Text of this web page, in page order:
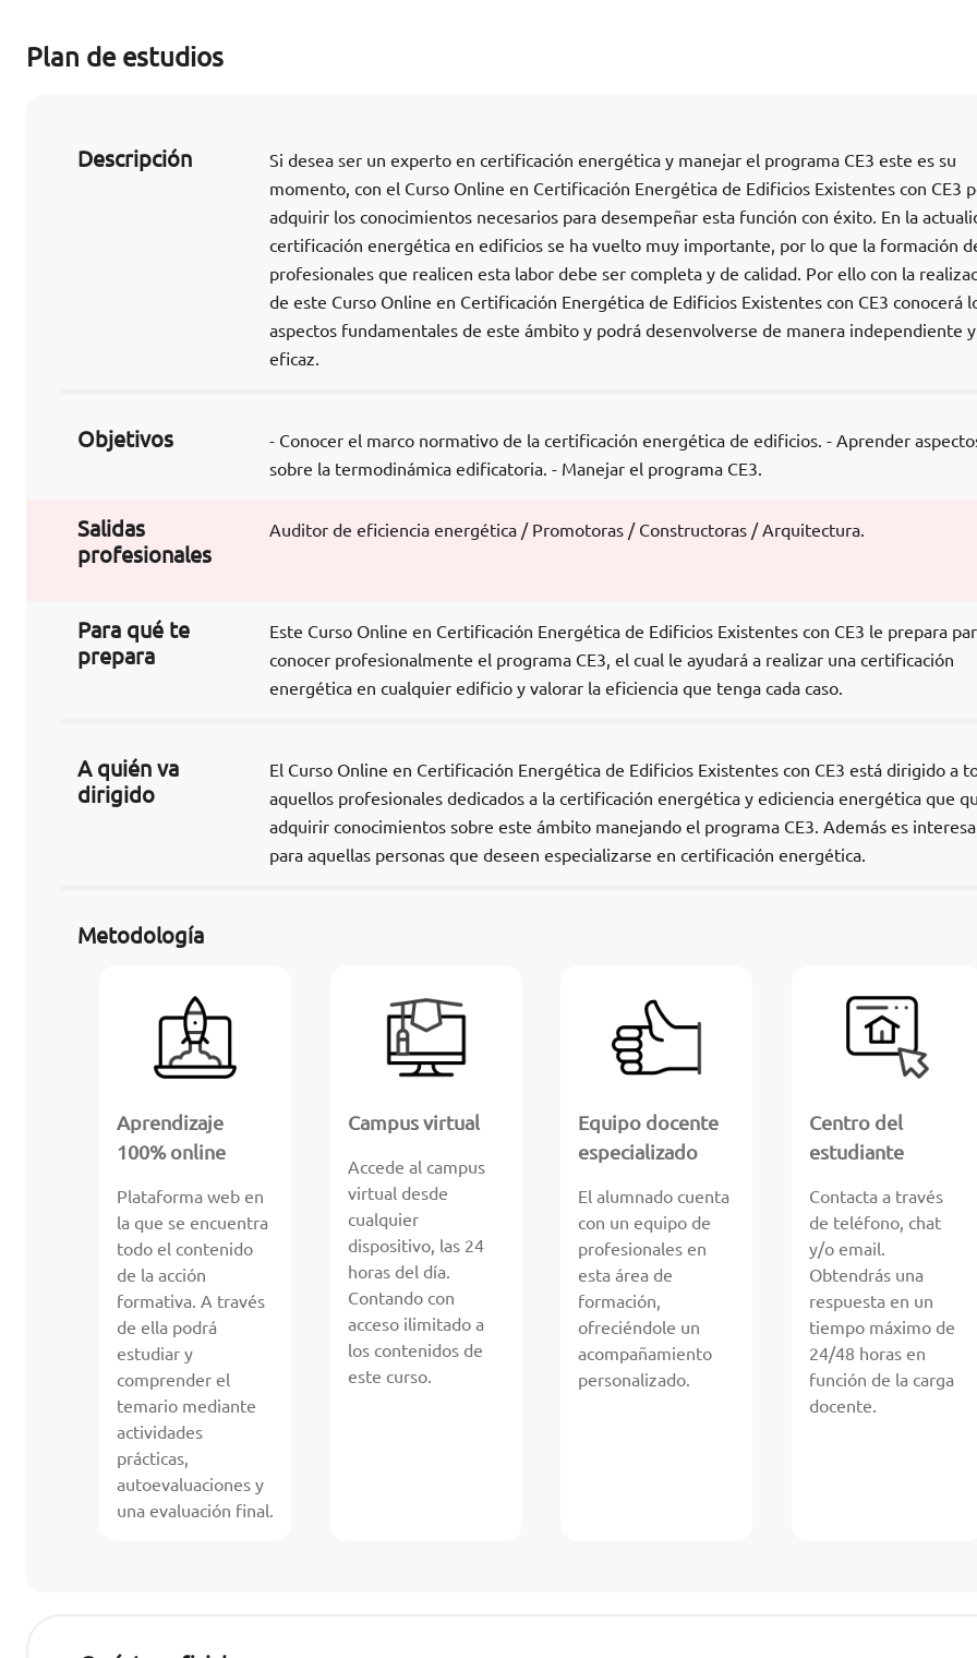
Plan de estudios
Descripción
Si desea ser un experto en certificación energética y manejar el programa CE3 este es su
momento, con el Curso Online en Certificación Energética de Edificios Existentes con CE3
adquirir los conocimientos necesarios para desempeñar esta función con éxito. En la
certificación energética en edificios se ha vuelto muy importante, por lo que la formación
profesionales que realicen esta labor debe ser completa y de calidad. Por ello con la
de este Curso Online en Certificación Energética de Edificios Existentes con CE3 conocerá
aspectos fundamentales de este ámbito y podrá desenvolverse de manera independiente y
eficaz.
Objetivos
- Conocer el marco normativo de la certificación energética de edificios. - Aprender
sobre la termodinámica edificatoria. - Manejar el programa CE3.
Salidas
profesionales
Auditor de eficiencia energética / Promotoras / Constructoras / Arquitectura.
Para qué te
prepara
Este Curso Online en Certificación Energética de Edificios Existentes con CE3 le prepara
conocer profesionalmente el programa CE3, el cual le ayudará a realizar una certificación
energética en cualquier edificio y valorar la eficiencia que tenga cada caso.
A quién va
dirigido
El Curso Online en Certificación Energética de Edificios Existentes con CE3 está dirigido a
aquellos profesionales dedicados a la certificación energética y ediciencia energética que
adquirir conocimientos sobre este ámbito manejando el programa CE3. Además es
para aquellas personas que deseen especializarse en certificación energética.
Metodología
Aprendizaje
100% online
Plataforma web en
la que se encuentra
todo el contenido
de la acción
formativa. A través
de ella podrá
estudiar y
comprender el
temario mediante
actividades
prácticas,
autoevaluaciones y
una evaluación final.
Campus virtual
Accede al campus
virtual desde
cualquier
dispositivo, las 24
horas del día.
Contando con
acceso ilimitado a
los contenidos de
este curso.
Equipo docente
especializado
El alumnado cuenta
con un equipo de
profesionales en
esta área de
formación,
ofreciéndole un
acompañamiento
personalizado.
Centro del
estudiante
Contacta a través
de teléfono, chat
y/o email.
Obtendrás una
respuesta en un
tiempo máximo de
24/48 horas en
función de la carga
docente.